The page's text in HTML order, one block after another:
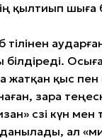
қылтиып
тілінен
жатқан қыс пен
өзара
сөзі күн мен
ал